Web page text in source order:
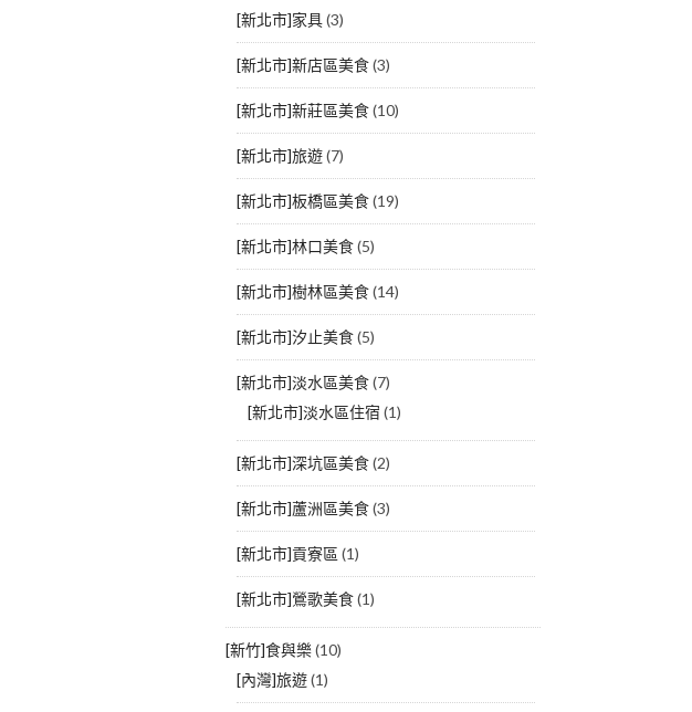
[新北市]家具(3)
[新北市]新店區美食(3)
[新北市]新莊區美食(10)
[新北市]旅遊(7)
[新北市]板橋區美食(19)
[新北市]林口美食(5)
[新北市]樹林區美食(14)
[新北市]汐止美食(5)
[新北市]淡水區美食(7)
[新北市]淡水區住宿 (1)
[新北市]深坑區美食(2)
[新北市]蘆洲區美食(3)
[新北市]貢寮區 (1)
[新北市]鶯歌美食(1)
[新竹]食與樂(10)
[內灣]旅遊(1)